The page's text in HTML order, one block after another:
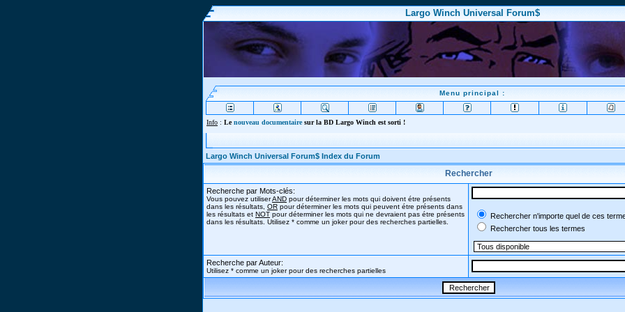
Largo Winch Universal Forum$
Menu principal :
Info : Lenouveau documentairesur la BD Largo Winch est sorti !
Largo Winch Universal Forum$ Index du Forum
Rechercher
Recherche par Mots-clés:
Vous pouvez utiliserAND pour déterminer les mots qui doivent étre présents
dans les résultats, OR pour déterminer les mots qui peuvent étre présents dans
les résultats et NOT pour déterminer les mots qui ne devraient pas étre présents
dans les résultats. Utilisez * comme un joker pour des recherches partielles.
Rechercher n'importe quel de ces
Rechercher tous les termes
Recherche par Auteur:
Utilisez * comme un joker pour des recherches partielles